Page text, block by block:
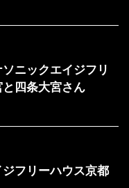
ニックエイジフリ
四条大宮さん
フリーハウス京都